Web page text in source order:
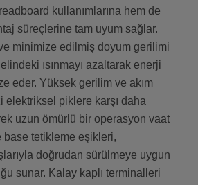
kullanımlarına hem de
süreçlerine tam uyum sağlar.
minimize edilmiş doyum gerilimi
ısınmayı azaltarak enerji
eder. Yüksek gerilim ve akım
elektriksel piklere karşı daha
uzun ömürlü bir operasyon vaat
base tetikleme eşikleri,
doğrudan sürülmeye uygun
sunar. Kalay kaplı terminalleri